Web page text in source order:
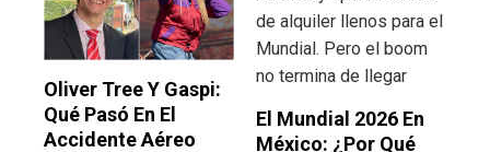
Oliver Tree Y Gaspi:
Qué Pasó En El
Accidente Aéreo
El Mundial 2026 En
México: ¿por Qué